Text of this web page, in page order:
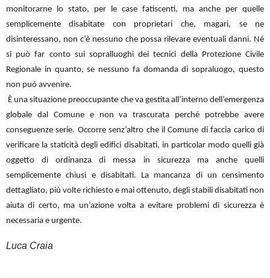
monitorarne lo stato, per le case fatiscenti, ma anche per quelle
semplicemente disabitate con proprietari che, magari, se ne
disinteressano, non c’è nessuno che possa rilevare eventuali danni. Né
si può far conto sui sopralluoghi dei tecnici della Protezione Civile
Regionale in quanto, se nessuno fa domanda di sopraluogo, questo
non può avvenire.
È una situazione preoccupante che va gestita all’interno dell’emergenza
globale dal Comune e non va trascurata perché potrebbe avere
conseguenze serie. Occorre senz’altro che il Comune di faccia carico di
verificare la staticità degli edifici disabitati, in particolar modo quelli già
oggetto di ordinanza di messa in sicurezza ma anche quelli
semplicemente chiusi e disabitati. La mancanza di un censimento
dettagliato, più volte richiesto e mai ottenuto, degli stabili disabitati non
aiuta di certo, ma un’azione volta a evitare problemi di sicurezza è
necessaria e urgente.
Luca Craia